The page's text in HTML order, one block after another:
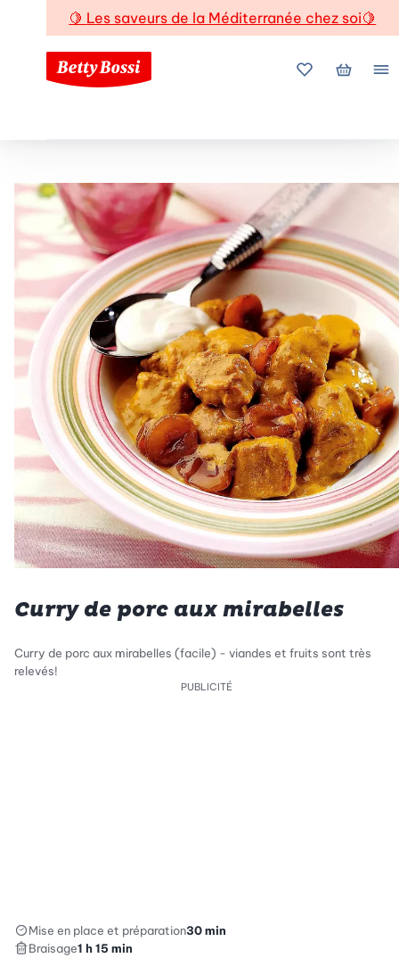
🍋 Les saveurs de la Méditerranée chez soi🍋
Mes favoris
Mon
Curry de porc aux mirabelles
Curry de porc aux mirabelles (facile) - viandes et fruits sont très
relevés!
PUBLICITÉ
Mise en place et préparation30 min
Braisage1 h 15 min